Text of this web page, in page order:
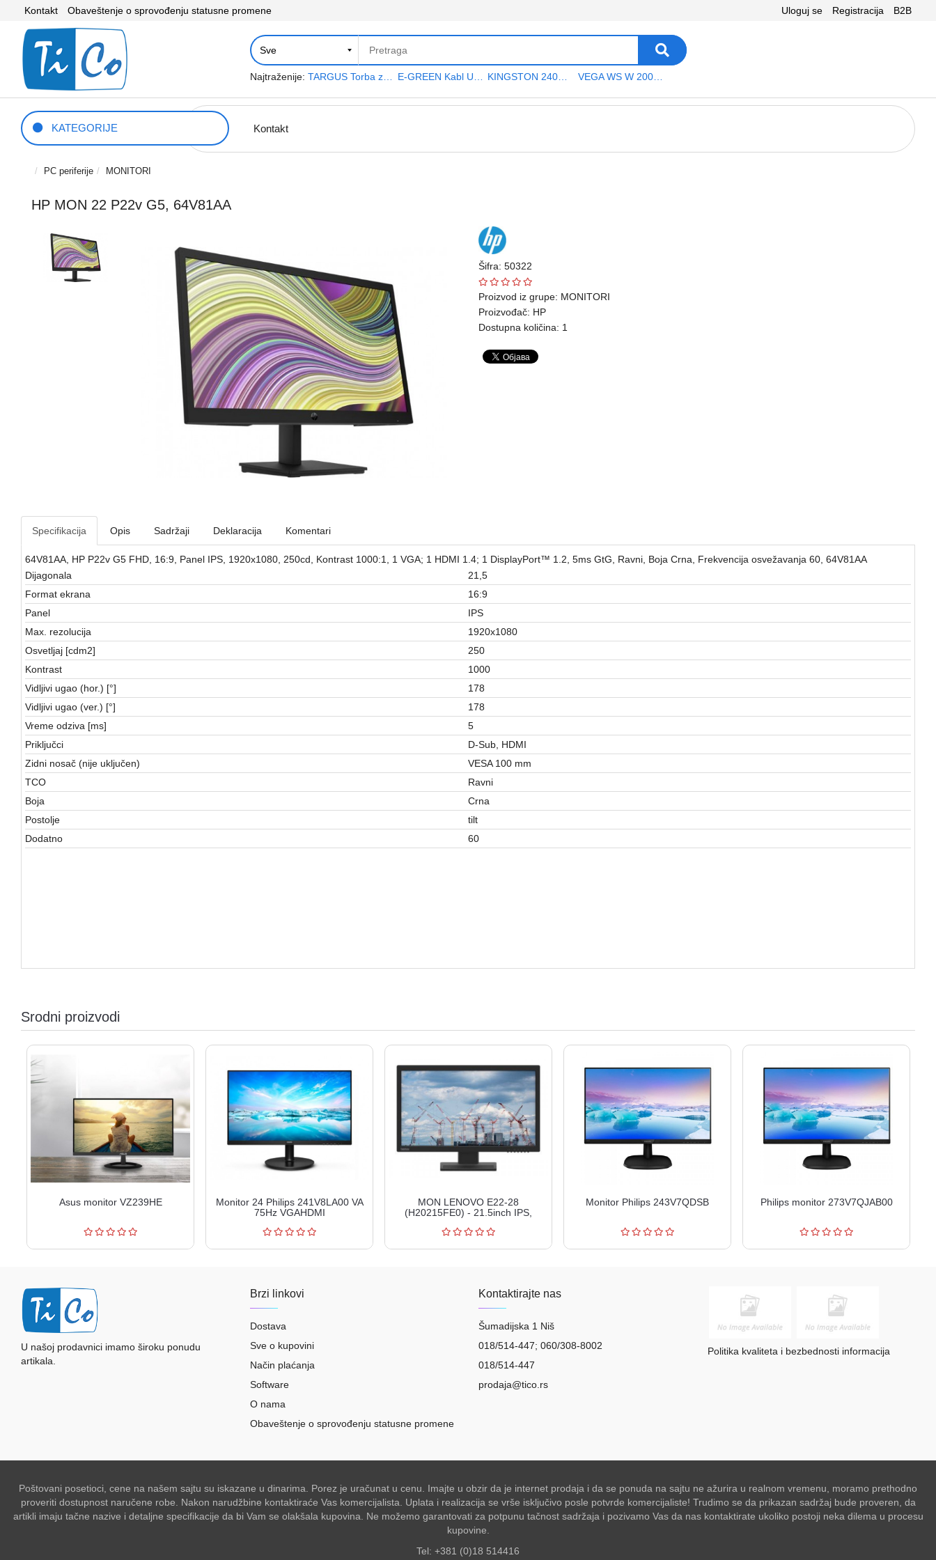
Kontakt Obaveštenje o sprovođenju statusne promene Uloguj se Registracija B2B
Najtraženije: TARGUS Torba za notebook 15.6" TAR300 VEGA WS W 200 platno
KATEGORIJE Kontakt
PC periferije MONITORI
HP MON 22 P22v G5, 64V81AA
Šifra: 50322
Proizvod iz grupe: MONITORI
Proizvođač: HP
Dostupna količina: 1
Specifikacija Opis Sadržaji Deklaracija Komentari
64V81AA, HP P22v G5 FHD, 16:9, Panel IPS, 1920x1080, 250cd, Kontrast 1000:1, 1 VGA; 1 HDMI 1.4; 1 DisplayPort™ 1.2, 5ms GtG, Ravni, Boja Crna, Frekvencija osvežavanja 60, 64V81AA
Dijagonala
21,5
Format ekrana
16:9
Panel
IPS
Max. rezolucija
1920x1080
Osvetljaj [cdm2]
250
Kontrast
1000
Vidljivi ugao (hor.) [°]
178
Vidljivi ugao (ver.) [°]
178
Vreme odziva [ms]
5
Priključci
D-Sub, HDMI
Zidni nosač (nije uključen)
VESA 100 mm
TCO
Ravni
Boja
Crna
Postolje
tilt
Dodatno
60
Srodni proizvodi
Asus monitor VZ239HE
Monitor 24 Philips 241V8LA00 VA
75Hz VGAHDMI
MON LENOVO E22-28
(H20215FE0) - 21.5inch IPS,
Monitor Philips 243V7QDSB Philips monitor 273V7QJAB00
U našoj prodavnici imamo široku ponudu
artikala.
Brzi linkovi
Dostava
Sve o kupovini
Način plaćanja
Software
O nama
Obaveštenje o sprovođenju statusne promene
Kontaktirajte nas
Šumadijska 1 Niš
018/514-447; 060/308-8002
018/514-447
prodaja@tico.rs
Politika kvaliteta i bezbednosti informacija
Poštovani posetioci, cene na našem sajtu su iskazane u dinarima. Porez je uračunat u cenu. Imajte u obzir da je internet prodaja i da se ponuda na sajtu ne ažurira u realnom vremenu, moramo prethodno
proveriti dostupnost naručene robe. Nakon narudžbine kontaktiraće Vas komercijalista. Uplata i realizacija se vrše isključivo posle potvrde komercijaliste! Trudimo se da prikazan sadržaj bude proveren, da
artikli imaju tačne nazive i detaljne specifikacije da bi Vam se olakšala kupovina. Ne možemo garantovati za potpunu tačnost sadržaja i pozivamo Vas da nas kontaktirate ukoliko postoji neka dilema u procesu
kupovine.
Tel: +381 (0)18 514416